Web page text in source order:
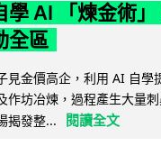
學 AI 「煉金術
全區
見金價高企，利用 AI 自學
作坊冶煉，過程產生大量
揭發整...
閱讀全文